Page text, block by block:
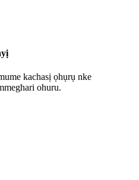
kachasị ọhụrụ nke
ohuru.